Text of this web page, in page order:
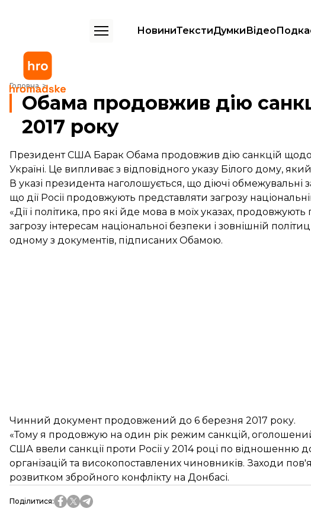
НовиниТекстиДумкиВідео
Головна
Обама продовжив дію санкцій щодо Росії до 2017 року
Обама продовжив дію
2017 року
Президент США Барак Обама продовжив дію санкцій щодо
Україні. Це випливає з відповідного указу Білого дому,
В указі президента наголошується, що діючі обмежувальні
що дії Росії продовжують представляти загрозу
«Дії і політика, про які йде мова в моїх указах,
загрозу інтересам національної безпеки і зовнішній
одному з документів, підписаних Обамою.
Чинний документ продовжений до 6 березня 2017 року.
«Тому я продовжую на один рік режим санкцій,
США ввели санкції проти Росії у 2014 році по відношенню
організацій та високопоставлених чиновників. Заходи
розвитком збройного конфлікту на Донбасі.
Поділитися: